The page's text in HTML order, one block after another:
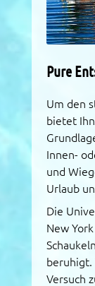
Pure
Um den
bietet
Innen-
und
Urlaub
Die
New
beruhigt.
Versuch